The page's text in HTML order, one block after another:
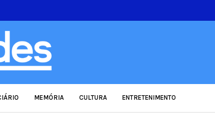
MEMÓRIA CULTURA ENTRETENIMENTO